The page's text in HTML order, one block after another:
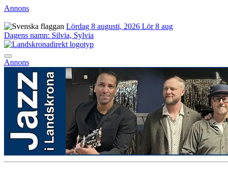
Annons
Lördag 8 augusti, 2026 Lör 8 aug
Dagens namn: Silvia, Sylvia
Annons